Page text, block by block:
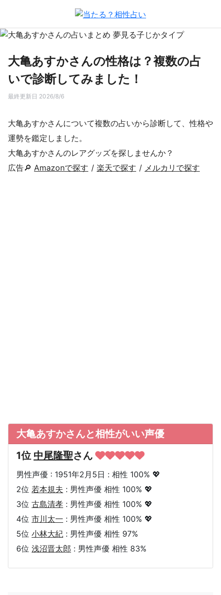
大亀あすかさんの性格は？複数の占
いで診断してみました！
最終更新日 2026/8/6
大亀あすかさんについて複数の占いから診断して、性格や
運勢を鑑定しました。
大亀あすかさんのレアグッズを探しませんか？
広告🔎 Amazonで探す / 楽天で探す / メルカリで探す
大亀あすかさんと相性がいい声優
1位 中尾隆聖さん
男性声優 : 1951年2月5日 : 相性 100% 💖
2位 若本規夫 : 男性声優 相性 100% 💖
3位 古島清孝 : 男性声優 相性 100% 💖
4位 市川太一 : 男性声優 相性 100% 💖
5位 小林大紀 : 男性声優 相性 97%
6位 浅沼晋太郎 : 男性声優 相性 83%